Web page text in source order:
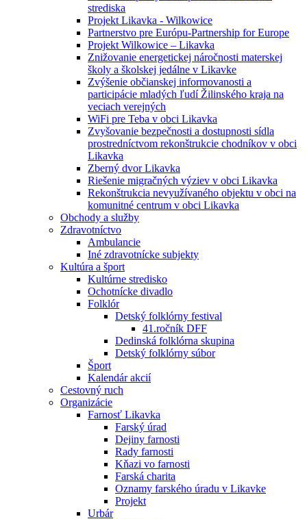
strediska
Projekt Likavka - Wilkowice
Partnerstvo pre Európu-Partnership for Europe
Projekt Wilkowice – Likavka
Znižovanie energetickej náročnosti materskej
školy a školskej jedálne v Likavke
Zvýšenie občianskej informovanosti a
participácie mladých ľudí Žilinského kraja na
veciach verejných
WiFi pre Teba v obci Likavka
Zvyšovanie bezpečnosti a dostupnosti sídla
prostredníctvom rekonštrukcie chodníkov v obci
Likavka
Zberný dvor Likavka
Riešenie migračných výziev v obci Likavka
Rekonštrukcia nevyužívaného objektu v obci na
komunitné centrum v obci Likavka
Obchody a služby
Zdravotníctvo
Ambulancie
Iné zdravotnícke subjekty
Kultúra a šport
Kultúrne stredisko
Ochotnícke divadlo
Folklór
Detský folklórny festival
41.ročník DFF
Dedinská folklórna skupina
Detský folklórny súbor
Šport
Kalendár akcií
Cestovný ruch
Organizácie
Farnosť Likavka
Farský úrad
Dejiny farnosti
Rady farnosti
Kňazi vo farnosti
Farská charita
Oznamy farského úradu v Likavke
Projekt
Urbár